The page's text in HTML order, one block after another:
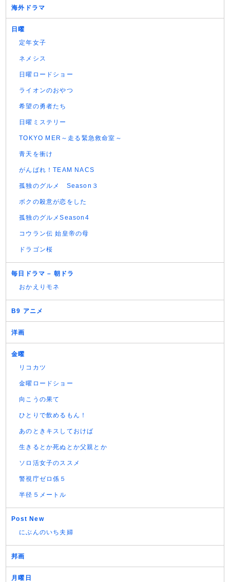
海外ドラマ
日曜
定年女子
ネメシス
日曜ロードショー
ライオンのおやつ
希望の勇者たち
日曜ミステリー
TOKYO MER～走る緊急救命室～
青天を衝け
がんばれ！TEAM NACS
孤独のグルメ Season３
ボクの殺意が恋をした
孤独のグルメSeason4
コウラン伝 始皇帝の母
ドラゴン桜
毎日ドラマ – 朝ドラ
おかえりモネ
B9 アニメ
洋画
金曜
リコカツ
金曜ロードショー
向こうの果て
ひとりで飲めるもん！
あのときキスしておけば
生きるとか死ぬとか父親とか
ソロ活女子のススメ
警視庁ゼロ係５
半径５メートル
Post New
にぶんのいち夫婦
邦画
月曜日